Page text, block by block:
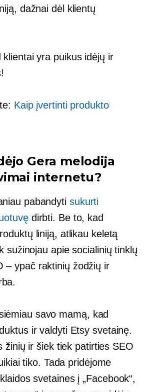
dažnai dėl klientų
klientai yra puikus idėjų ir
Kaip įvertinti produkto
Gera melodija
internetu?
pabandyti sukurti
dirbti. Be to, kad
liniją, atlikau keletą
sužinojau apie socialinių tinklų
– ypačraktinių žodžių ir
savo mamą, kad
ir valdyti Etsy svetainę.
žinių ir šiek tiek patirties SEO
tiko. Tada pridėjome
svetaines į „Facebook“,